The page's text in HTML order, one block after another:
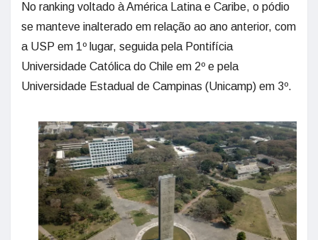
No ranking voltado à América Latina e Caribe, o pódio
se manteve inalterado em relação ao ano anterior, com
a USP em 1º lugar, seguida pela Pontifícia
Universidade Católica do Chile em 2º e pela
Universidade Estadual de Campinas (Unicamp) em 3º.